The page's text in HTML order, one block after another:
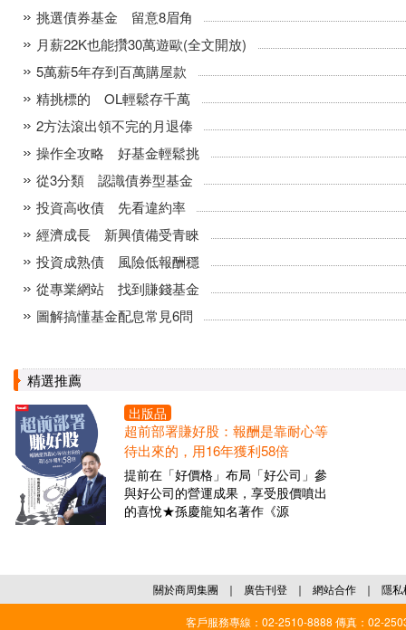
挑選債券基金 留意8眉角
月薪22K也能攢30萬遊歐(全文開放)
5萬薪5年存到百萬購屋款
精挑標的 OL輕鬆存千萬
2方法滾出領不完的月退俸
操作全攻略 好基金輕鬆挑
從3分類 認識債券型基金
投資高收債 先看違約率
經濟成長 新興債備受青睞
投資成熟債 風險低報酬穩
從專業網站 找到賺錢基金
圖解搞懂基金配息常見6問
精選推薦
出版品
超前部署賺好股：報酬是靠耐心等
待出來的，用16年獲利58倍
提前在「好價格」布局「好公司」參
與好公司的營運成果，享受股價噴出
的喜悅★孫慶龍知名著作《源
關於商周集團 ｜ 廣告刊登 ｜ 網站合作 ｜ 隱私
客戶服務專線：02-2510-8888 傳真：02-